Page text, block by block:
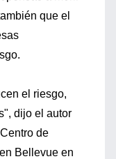
que el
el riesgo,
dijo el autor
de
Bellevue en